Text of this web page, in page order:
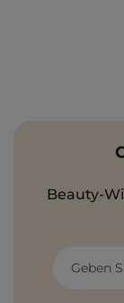
Beauty-
Geben